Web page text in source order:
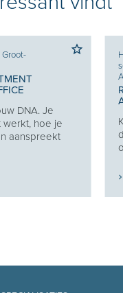
Groot-
DNA. Je
hoe je
aanspreekt